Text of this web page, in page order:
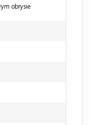
obrysie